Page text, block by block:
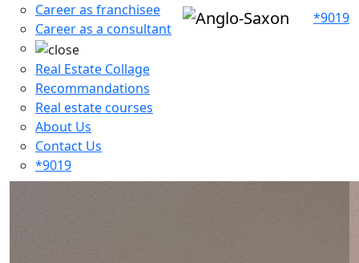
Career as franchisee
Career as a consultant
Real Estate Collage
Recommandations
Real estate courses
About Us
Contact Us
*9019
*9019